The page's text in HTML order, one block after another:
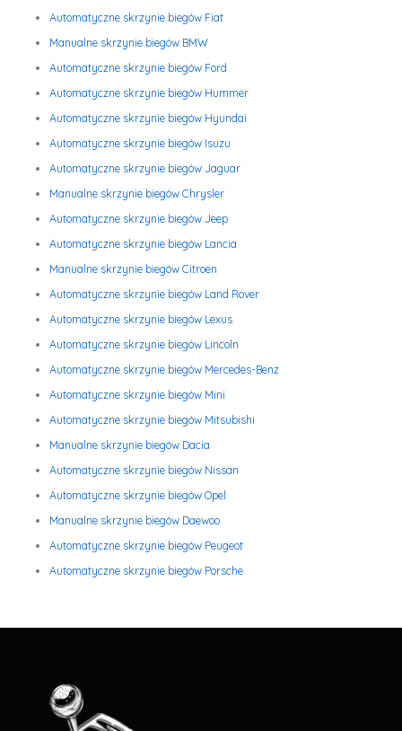
Automatyczne skrzynie biegów Fiat
Manualne skrzynie biegów BMW
Automatyczne skrzynie biegów Ford
Automatyczne skrzynie biegów Hummer
Automatyczne skrzynie biegów Hyundai
Automatyczne skrzynie biegów Isuzu
Automatyczne skrzynie biegów Jaguar
Manualne skrzynie biegów Chrysler
Automatyczne skrzynie biegów Jeep
Automatyczne skrzynie biegów Lancia
Manualne skrzynie biegów Citroen
Automatyczne skrzynie biegów Land Rover
Automatyczne skrzynie biegów Lexus
Automatyczne skrzynie biegów Lincoln
Automatyczne skrzynie biegów Mercedes-Benz
Automatyczne skrzynie biegów Mini
Automatyczne skrzynie biegów Mitsubishi
Manualne skrzynie biegów Dacia
Automatyczne skrzynie biegów Nissan
Automatyczne skrzynie biegów Opel
Manualne skrzynie biegów Daewoo
Automatyczne skrzynie biegów Peugeot
Automatyczne skrzynie biegów Porsche